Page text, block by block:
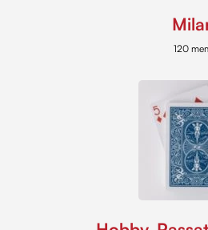
120